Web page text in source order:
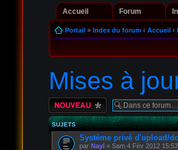
Accueil Forum
Portail» Index du forum ‹ Accueil ‹
Mises à
Écrire un nouveau
sujet
SUJETS
Système privé d'upload/
par Nayl» Sam 4 Fév 2012 15:53